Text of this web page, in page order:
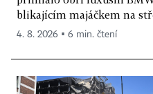
blikajícím majáčkem na
4. 8. 2026 ▪ 6 min. čtení